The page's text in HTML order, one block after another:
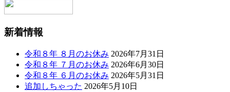
新着情報
令和８年 ８月のお休み 2026年7月31日
令和８年 ７月のお休み 2026年6月30日
令和８年 ６月のお休み 2026年5月31日
追加しちゃった 2026年5月10日